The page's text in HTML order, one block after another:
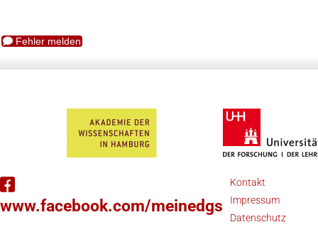
Fehler melden
www.facebook.com/meinedgs
Kontakt
Impressum
Datenschutz